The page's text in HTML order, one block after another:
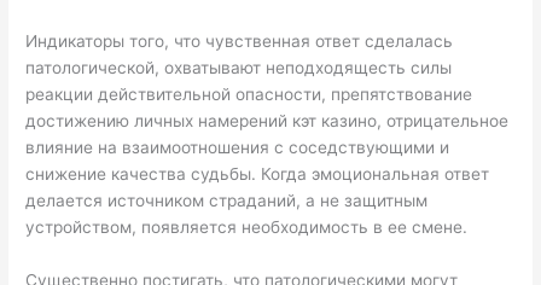
Индикаторы того, что чувственная ответ сделалась
патологической, охватывают неподходящесть силы
реакции действительной опасности, препятствование
достижению личных намерений кэт казино, отрицательное
влияние на взаимоотношения с соседствующими и
снижение качества судьбы. Когда эмоциональная ответ
делается источником страданий, а не защитным
устройством, появляется необходимость в ее смене.
Существенно постигать, что патологическими могут